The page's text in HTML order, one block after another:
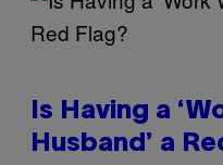
Is Having a
Husband’ a